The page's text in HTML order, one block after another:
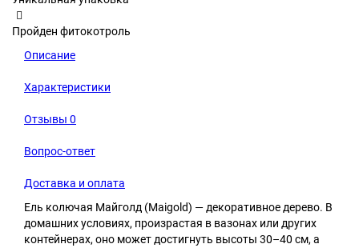
Пройден фитокотроль
Описание
Характеристики
Отзывы 0
Вопрос-ответ
Доставка и оплата
Ель колючая Майголд (Maigold) — декоративное дерево. В
домашних условиях, произрастая в вазонах или других
контейнерах, оно может достигнуть высоты 30–40 см, а